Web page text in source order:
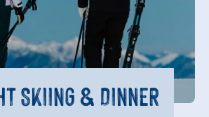
SKIING IM
SKIING & DINNER
SKIING IM
SKIING & DINNER